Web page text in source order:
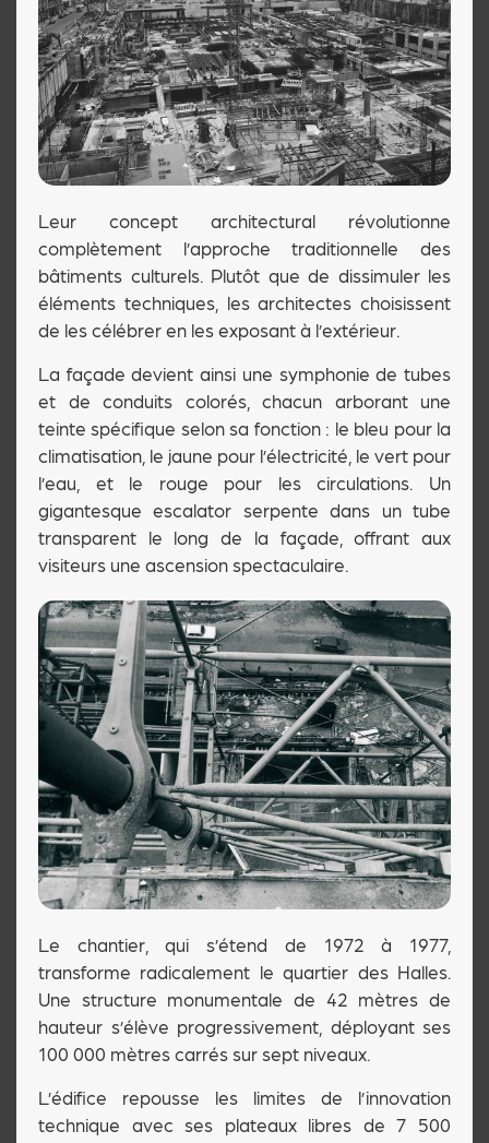
Leur concept architectural révolutionne
complètement l’approche traditionnelle des
bâtiments culturels. Plutôt que de dissimuler les
éléments techniques, les architectes choisissent
de les célébrer en les exposant à l’extérieur.
La façade devient ainsi une symphonie de tubes
et de conduits colorés, chacun arborant une
teinte spécifique selon sa fonction : le bleu pour la
climatisation, le jaune pour l’électricité, le vert pour
l’eau, et le rouge pour les circulations. Un
gigantesque escalator serpente dans un tube
transparent le long de la façade, offrant aux
visiteurs une ascension spectaculaire.
Le chantier, qui s’étend de 1972 à 1977,
transforme radicalement le quartier des Halles.
Une structure monumentale de 42 mètres de
hauteur s’élève progressivement, déployant ses
100 000 mètres carrés sur sept niveaux.
L’édifice repousse les limites de l’innovation
technique avec ses plateaux libres de 7 500